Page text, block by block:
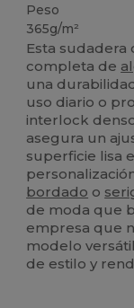
Peso
365g/m²
Esta sudadera
completa de
una
uso diario o
interlock
asegura un
superficie lisa
bordado o
de moda que
empresa que
modelo
de estilo y